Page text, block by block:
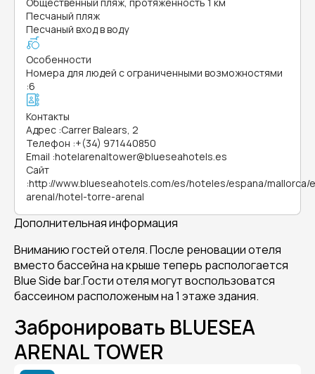
Песчаный пляж
Песчаный вход в воду
Особенности
Номера для людей с ограниченными возможностями
:6
Контакты
Адрес :Carrer Balears, 2
Телефон :+(34) 971440850
Email :hotelarenaltower@blueseahotels.es
Сайт
:http://www.blueseahotels.com/es/hoteles/espana/mallorca/
arenal/hotel-torre-arenal
Дополнительная информация
Вниманию гостей отеля. После реновации отеля
вместо бассейна на крыше теперь распологается
Blue Side bar.Гости отеля могут воспользоватся
бассеином расположеным на 1 этаже здания.
Забронировать BLUESEA
ARENAL TOWER